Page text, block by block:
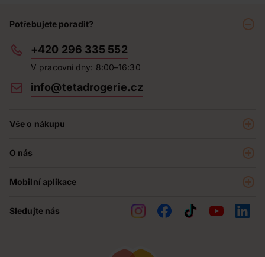
Potřebujete poradit?
+420 296 335 552
V pracovní dny: 8:00–16:30
info@tetadrogerie.cz
Vše o nákupu
Prodejny
Obchodní podmínky
O nás
Teta pomáhá
Mobilní aplikace
Sledujte nás